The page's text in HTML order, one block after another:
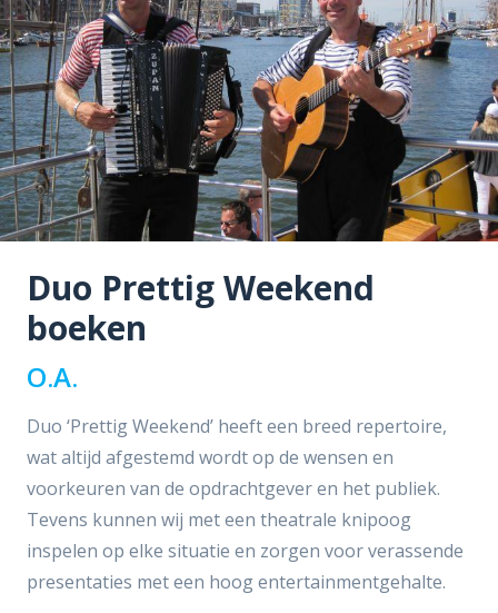
Duo Prettig Weekend
boeken
O.A.
Duo ‘Prettig Weekend’ heeft een breed repertoire,
wat altijd afgestemd wordt op de wensen en
voorkeuren van de opdrachtgever en het publiek.
Tevens kunnen wij met een theatrale knipoog
inspelen op elke situatie en zorgen voor verassende
presentaties met een hoog entertainmentgehalte.